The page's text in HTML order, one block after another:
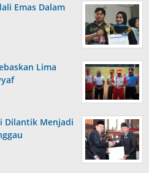
Emas Dalam
Lima
Dilantik Menjadi